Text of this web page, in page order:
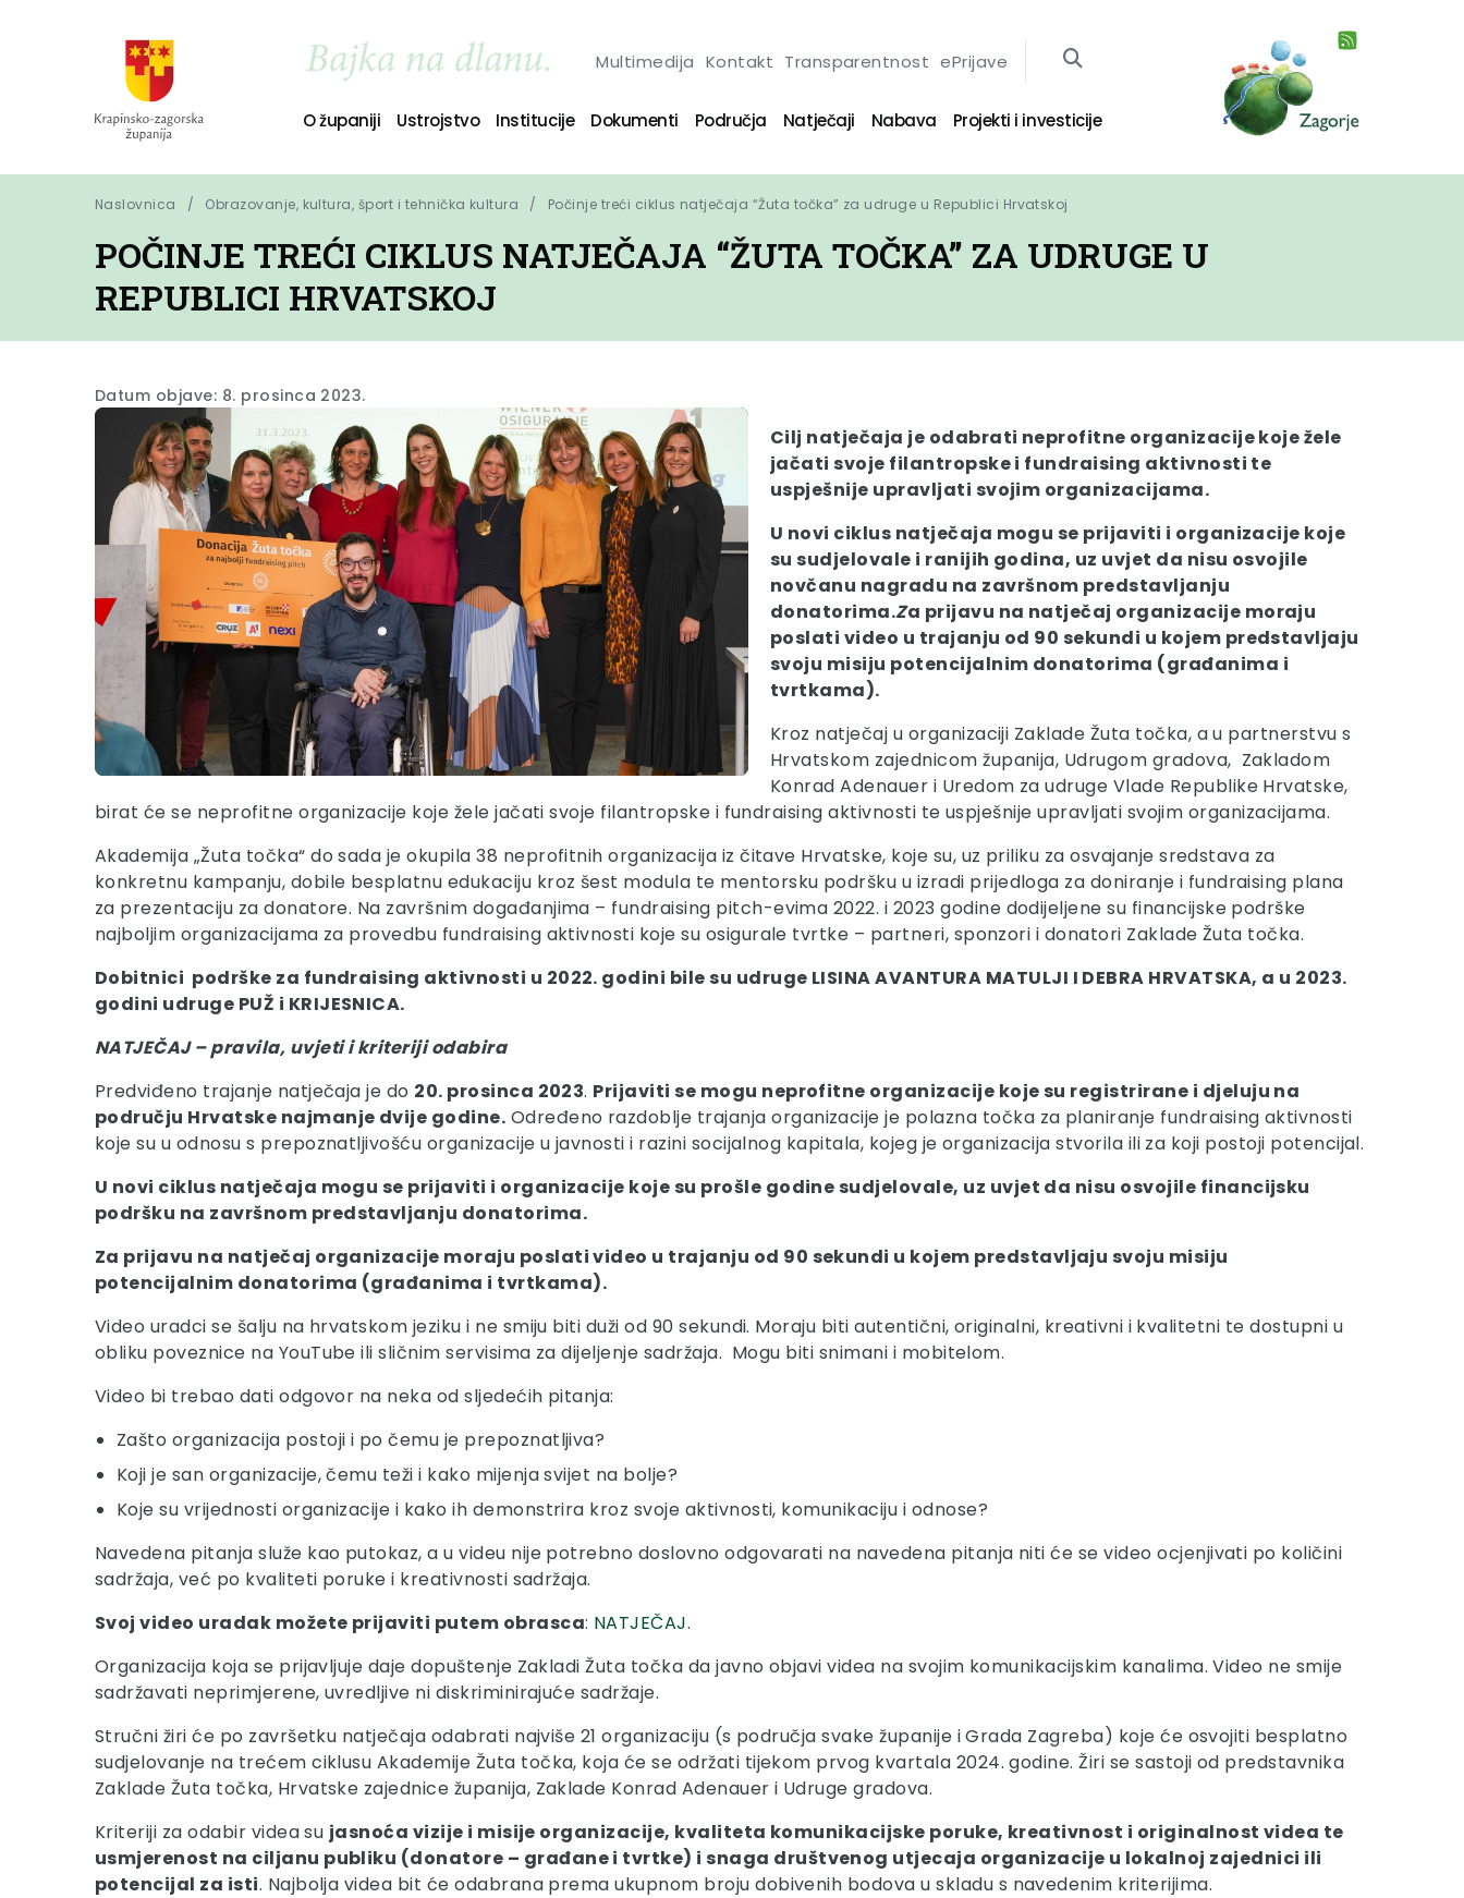
Multimedija Kontakt Transparentnost ePrijave
O županiji Ustrojstvo Institucije Dokumenti Područja Natječaji Nabava Projekti i investicije
Naslovnica Obrazovanje, kultura, šport i tehnička kultura Počinje treći ciklus natječaja “Žuta točka” za udruge u Republici Hrvatskoj
POČINJE TREĆI CIKLUS NATJEČAJA “ŽUTA TOČKA” ZA UDRUGE U
REPUBLICI HRVATSKOJ
Datum objave: 8. prosinca 2023.
Cilj natječaja je odabrati neprofitne organizacije koje žele
jačati svoje filantropske i fundraising aktivnosti te
uspješnije upravljati svojim organizacijama.
U novi ciklus natječaja mogu se prijaviti i organizacije koje
su sudjelovale i ranijih godina, uz uvjet da nisu osvojile
novčanu nagradu na završnom predstavljanju
donatorima.Za prijavu na natječaj organizacije moraju
poslati video u trajanju od 90 sekundi u kojem predstavljaju
svoju misiju potencijalnim donatorima (građanima i
tvrtkama).
Kroz natječaj u organizaciji Zaklade Žuta točka, a u partnerstvu s
Hrvatskom zajednicom županija, Udrugom gradova, Zakladom
Konrad Adenauer i Uredom za udruge Vlade Republike Hrvatske,
birat će se neprofitne organizacije koje žele jačati svoje filantropske i fundraising aktivnosti te uspješnije upravljati svojim organizacijama.
Akademija „Žuta točka“ do sada je okupila 38 neprofitnih organizacija iz čitave Hrvatske, koje su, uz priliku za osvajanje sredstava za
konkretnu kampanju, dobile besplatnu edukaciju kroz šest modula te mentorsku podršku u izradi prijedloga za doniranje i fundraising plana
za prezentaciju za donatore. Na završnim događanjima – fundraising pitch-evima 2022. i 2023 godine dodijeljene su financijske podrške
najboljim organizacijama za provedbu fundraising aktivnosti koje su osigurale tvrtke – partneri, sponzori i donatori Zaklade Žuta točka.
Dobitnici podrške za fundraising aktivnosti u 2022. godini bile su udruge LISINA AVANTURA MATULJI I DEBRA HRVATSKA, a u 2023.
godini udruge PUŽ i KRIJESNICA.
NATJEČAJ – pravila, uvjeti i kriteriji odabira
Predviđeno trajanje natječaja je do 20. prosinca 2023. Prijaviti se mogu neprofitne organizacije koje su registrirane i djeluju na
području Hrvatske najmanje dvije godine. Određeno razdoblje trajanja organizacije je polazna točka za planiranje fundraising aktivnosti
koje su u odnosu s prepoznatljivošću organizacije u javnosti i razini socijalnog kapitala, kojeg je organizacija stvorila ili za koji postoji potencijal.
U novi ciklus natječaja mogu se prijaviti i organizacije koje su prošle godine sudjelovale, uz uvjet da nisu osvojile financijsku
podršku na završnom predstavljanju donatorima.
Za prijavu na natječaj organizacije moraju poslati video u trajanju od 90 sekundi u kojem predstavljaju svoju misiju
potencijalnim donatorima (građanima i tvrtkama).
Video uradci se šalju na hrvatskom jeziku i ne smiju biti duži od 90 sekundi. Moraju biti autentični, originalni, kreativni i kvalitetni te dostupni u
obliku poveznice na YouTube ili sličnim servisima za dijeljenje sadržaja. Mogu biti snimani i mobitelom.
Video bi trebao dati odgovor na neka od sljedećih pitanja:
Zašto organizacija postoji i po čemu je prepoznatljiva?
Koji je san organizacije, čemu teži i kako mijenja svijet na bolje?
Koje su vrijednosti organizacije i kako ih demonstrira kroz svoje aktivnosti, komunikaciju i odnose?
Navedena pitanja služe kao putokaz, a u videu nije potrebno doslovno odgovarati na navedena pitanja niti će se video ocjenjivati po količini
sadržaja, već po kvaliteti poruke i kreativnosti sadržaja.
Svoj video uradak možete prijaviti putem obrasca: NATJEČAJ.
Organizacija koja se prijavljuje daje dopuštenje Zakladi Žuta točka da javno objavi videa na svojim komunikacijskim kanalima. Video ne smije
sadržavati neprimjerene, uvredljive ni diskriminirajuće sadržaje.
Stručni žiri će po završetku natječaja odabrati najviše 21 organizaciju (s područja svake županije i Grada Zagreba) koje će osvojiti besplatno
sudjelovanje na trećem ciklusu Akademije Žuta točka, koja će se održati tijekom prvog kvartala 2024. godine. Žiri se sastoji od predstavnika
Zaklade Žuta točka, Hrvatske zajednice županija, Zaklade Konrad Adenauer i Udruge gradova.
Kriteriji za odabir videa su jasnoća vizije i misije organizacije, kvaliteta komunikacijske poruke, kreativnost i originalnost videa te
usmjerenost na ciljanu publiku (donatore – građane i tvrtke) i snaga društvenog utjecaja organizacije u lokalnoj zajednici ili
potencijal za isti. Najbolja videa bit će odabrana prema ukupnom broju dobivenih bodova u skladu s navedenim kriterijima.